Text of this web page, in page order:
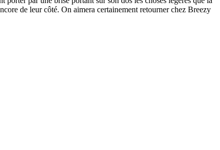
de leur côté. On aimera certainement retourner chez Breezy